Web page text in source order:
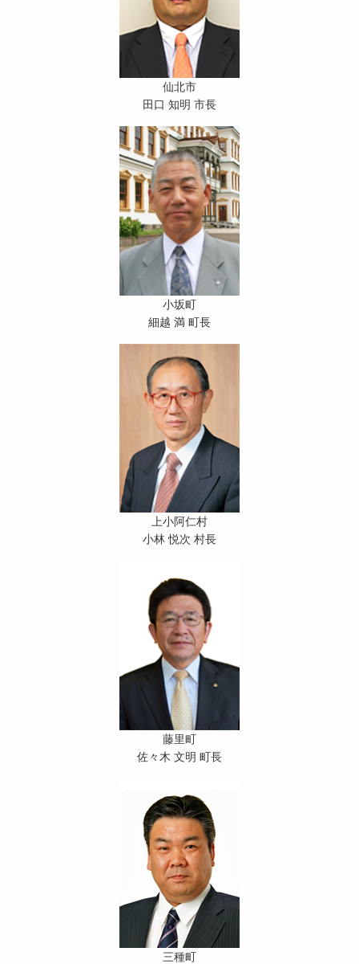
仙北市
田口 知明 市長
小坂町
細越 満 町長
上小阿仁村
小林 悦次 村長
藤里町
佐々木 文明 町長
三種町